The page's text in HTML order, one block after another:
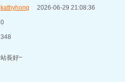
kathyhong 2026-06-29 21:08:36
0
348
站長好~